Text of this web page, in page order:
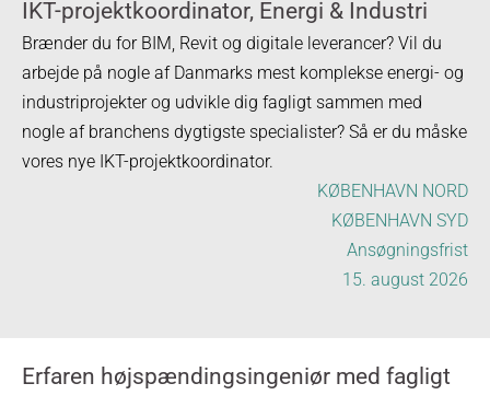
IKT-projektkoordinator, Energi & Industri
Brænder du for BIM, Revit og digitale leverancer? Vil du
arbejde på nogle af Danmarks mest komplekse energi- og
industriprojekter og udvikle dig fagligt sammen med
nogle af branchens dygtigste specialister? Så er du måske
vores nye IKT-projektkoordinator.
KØBENHAVN NORD
KØBENHAVN SYD
Ansøgningsfrist
15. august 2026
Erfaren højspændingsingeniør med fagligt